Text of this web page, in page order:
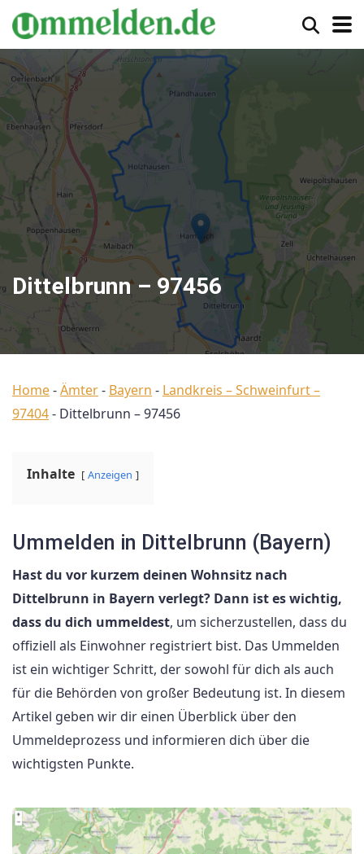
Dittelbrunn – 97456
Home-Ämter- Bayern - Landkreis – Schweinfurt –
97404- Dittelbrunn – 97456
Inhalte Anzeigen
Ummelden in Dittelbrunn (Bayern)
Hast du vor kurzem deinen Wohnsitz nach
Dittelbrunn in Bayern verlegt? Dann ist es wichtig,
dass du dich ummeldest, um sicherzustellen, dass du
offiziell als Einwohner registriert bist. Das Ummelden
ist ein wichtiger Schritt, der sowohl für dich als auch
für die Behörden von großer Bedeutung ist. In diesem
Artikel geben wir dir einen Überblick über den
Ummeldeprozess und informieren dich über die
wichtigsten Punkte.